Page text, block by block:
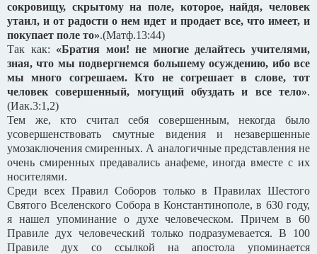
сокровищу, скрытому на поле, которое, найдя, человек
утаил, и от радости о нем идет и продает все, что имеет, и
покупает поле то».(Матф.13:44)
Так как: «Братия мои! не многие делайтесь учителями,
зная, что мы подвергнемся большему осуждению, ибо все
мы много согрешаем. Кто не согрешает в слове, тот
человек совершенный, могущий обуздать и все тело».
(Иак.3:1,2)
Тем же, кто считал себя совершенным, некогда было
усовершенствовать смутные видения и незавершенные
умозаключения смиренных. А аналогичные представления не
очень смиренных предавались анафеме, иногда вместе с их
носителями.
Среди всех Правил Соборов только в Правилах Шестого
Святого Вселенского Собора в Константинополе, в 630 году,
я нашел упоминание о духе человеческом. Причем в 60
Правиле дух человеческий только подразумевается. В 100
Правиле дух со ссылкой на апостола упоминается